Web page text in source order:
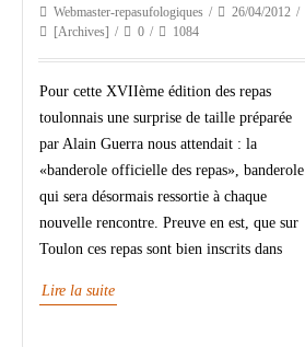
Webmaster-repasufologiques
26/04/2012
[Archives]
0 1084
Pour cette XVIIème édition des repas
toulonnais une surprise de taille préparée
par Alain Guerra nous attendait : la
«banderole officielle des repas», banderole
qui sera désormais ressortie à chaque
nouvelle rencontre. Preuve en est, que sur
Toulon ces repas sont bien inscrits dans
Lire la suite